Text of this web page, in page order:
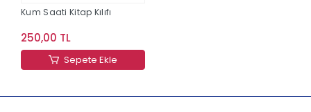
Kum Saati Kitap Kılıfı
250,00 TL
Sepete Ekle